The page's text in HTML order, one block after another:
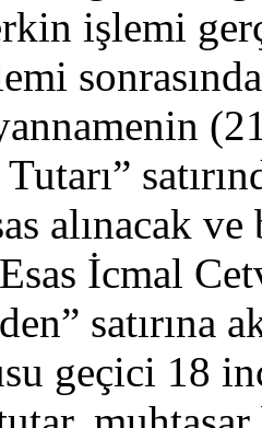
işlemi
alınacak
İcmal
satırına
geçici 18